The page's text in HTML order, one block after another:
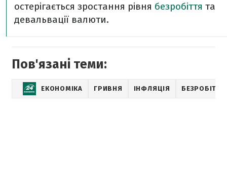
остерігається зростання рівня безробіття та
девальвації валюти.
Пов'язані теми:
ЕКОНОМІКА ГРИВНЯ ІНФЛЯЦІЯ БЕЗРОБІТТЯ